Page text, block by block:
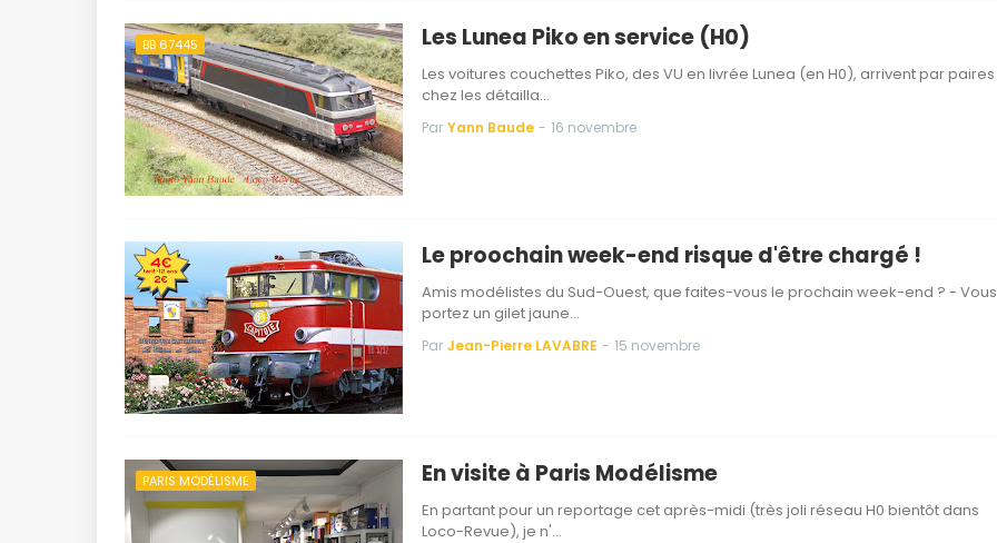
BB 67445 Les Lunea Piko en service (H0)
Les voitures couchettes Piko, des VU en livrée Lunea (en H0), arrivent par paires
chez les détailla…
Par Yann Baude - 16 novembre
Le proochain week-end risque d'être chargé !
Amis modélistes du Sud-Ouest, que faites-vous le prochain week-end ? - Vous
portez un gilet jaune…
Par Jean-Pierre LAVABRE - 15 novembre
PARIS MODÉLISME En visite à Paris Modélisme
En partant pour un reportage cet après-midi (très joli réseau H0 bientôt dans
Loco-Revue), je n'…